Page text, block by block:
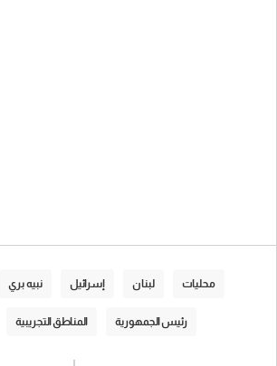
محليات لبنان إسرائيل نبيه بري
رئيس الجمهورية المناطق التجريبية